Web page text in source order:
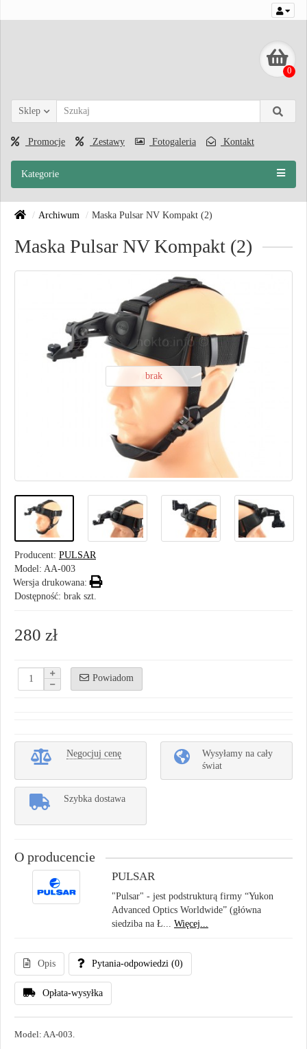
0
Sklep
Promocje Zestawy Fotogaleria Kontakt
Kategorie
Archiwum Maska Pulsar NV Kompakt (2)
Maska Pulsar NV Kompakt (2)
brak
Producent: PULSAR
Model: AA-003
Wersja drukowana:
Dostępność: brak szt.
280 zł
Powiadom
Negocjuj cenę
Wysyłamy na cały
świat
Szybka dostawa
O producencie
PULSAR
"Pulsar" - jest podstrukturą firmy “Yukon
Advanced Optics Worldwide” (główna
siedziba na Ł... Więcej...
Opis Pytania-odpowiedzi (0)
Opłata-wysyłka
Model: AA-003.